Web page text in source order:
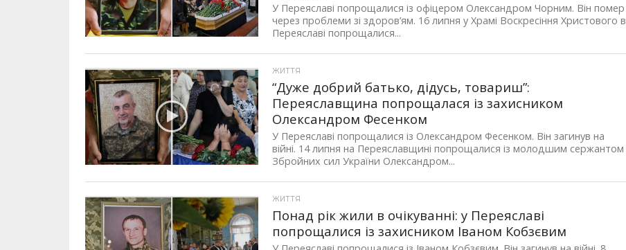
У Переяславі попрощалися із офіцером Олександром Чорним. Він помер
через проблеми зі здоров’ям. 16 липня у Храмі Воскресіння Христового в
Переяславі попрощалися...
ЖИТТЯ
“Дуже добрий батько, дідусь, товариш”:
Переяславщина попрощалася із захисником
Олександром Фесенком
У Переяславі попрощалися із Олександром Фесенком. Він загинув на
війні. 14 липня на Переяславщині попрощалися із молодшим сержантом
Збройних сил України Олександром...
ЖИТТЯ
Понад рік жили в очікуванні: у Переяславі
попрощалися із захисником Іваном Кобзєвим